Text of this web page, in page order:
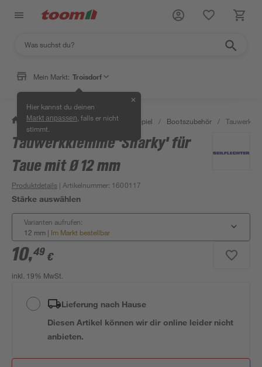
Mein Markt: Troisdorf
Hier kannst du deinen
Markt anpassen , falls er nicht
stimmt.
✕
/ Garten & Freizeit / Outdoor & Spiel / Bootszubehör /
Tauwerkklemme 'Sharky' für
Taue mit Ø 12 mm
Produktdetails | Artikelnummer: 1600117
Stärke auswählen
Varianten aufrufen:
12 mm | Im Markt bestellbar
10,49 €
inkl. 19% MwSt.
Lieferung nach Hause
Diesen Artikel können wir dir online leider nicht
anbieten.